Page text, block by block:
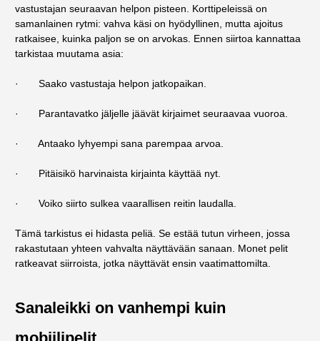
vastustajan seuraavan helpon pisteen. Korttipeleissä on
samanlainen rytmi: vahva käsi on hyödyllinen, mutta ajoitus
ratkaisee, kuinka paljon se on arvokas. Ennen siirtoa kannattaa
tarkistaa muutama asia:
· Saako vastustaja helpon jatkopaikan.
· Parantavatko jäljelle jäävät kirjaimet seuraavaa vuoroa.
· Antaako lyhyempi sana parempaa arvoa.
· Pitäisikö harvinaista kirjainta käyttää nyt.
· Voiko siirto sulkea vaarallisen reitin laudalla.
Tämä tarkistus ei hidasta peliä. Se estää tutun virheen, jossa
rakastutaan yhteen vahvalta näyttävään sanaan. Monet pelit
ratkeavat siirroista, jotka näyttävät ensin vaatimattomilta.
Sanaleikki on vanhempi kuin